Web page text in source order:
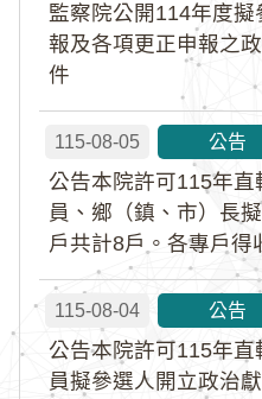
監察院公開114年度
報及各項更正申報之
件
115-08-05 公告
公告本院許可115年
員、鄉（鎮、市）長
戶共計8戶。各專戶得
115-08-04 公告
公告本院許可115年
員擬參選人開立政治